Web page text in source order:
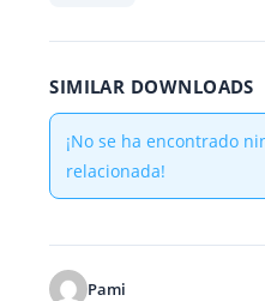
SIMILAR DOWNLOADS
¡No se ha encontrado
relacionada!
Pami